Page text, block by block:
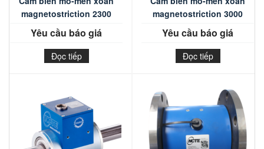
magnetostriction 2300
Yêu cầu báo giá
Đọc tiếp
magnetostriction 3000
Yêu cầu báo giá
Đọc tiếp